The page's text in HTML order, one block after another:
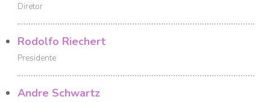
Diretor
Rodolfo Riechert
Presidente
Andre Schwartz